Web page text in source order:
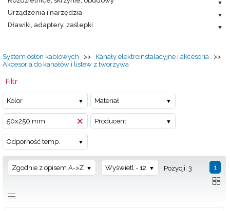
KARIÉRA
KONTAKT
Urządzenia i narzędzia
Dławiki, adaptery, zaślepki
System osłon kablowych >> Kanały elektroinstalacyjne i akcesoria
>>
Akcesoria do kanałów i listew z tworzywa
Filtr
Kolor Materiał
50x250 mm Producent
Odporność temp.
1
Zgodnie z opisem A->Z Wyświetl - 12 Pozycji: 3